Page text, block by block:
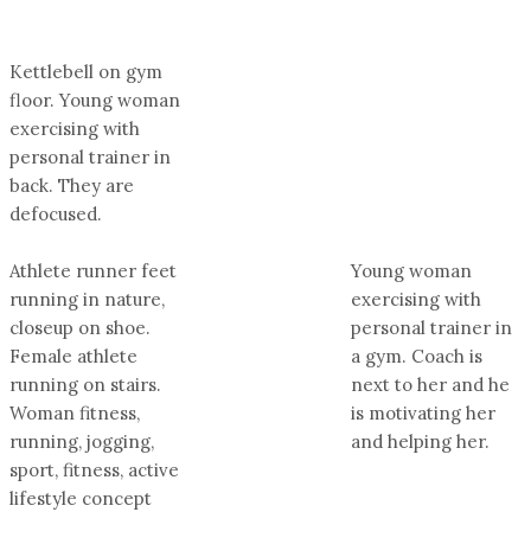
Kettlebell on gym
floor. Young woman
exercising with
personal trainer in
back. They are
defocused.
Athlete runner feet
running in nature,
closeup on shoe.
Female athlete
running on stairs.
Woman fitness,
running, jogging,
sport, fitness, active
lifestyle concept
Young woman
exercising with
personal trainer in
a gym. Coach is
next to her and he
is motivating her
and helping her.